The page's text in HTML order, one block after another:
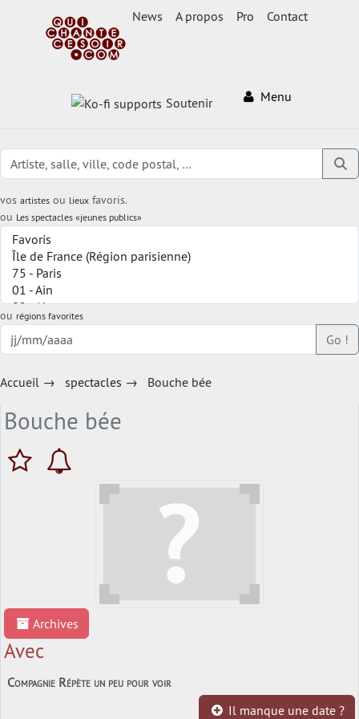
News A propos Pro Contact
Soutenir Menu
vos artistes ou lieux favoris.
ou Les spectacles «jeunes publics»
ou régions favorites
Go !
Accueil → spectacles → Bouche bée
Bouche bée
Archives
Avec
Compagnie Répète un peu pour voir
Il manque une date ?